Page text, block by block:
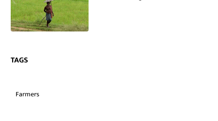
TAGS
Farmers